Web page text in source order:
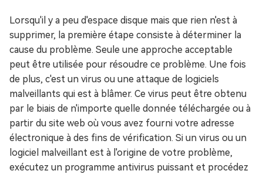
Lorsqu'il y a peu d'espace disque mais que rien n'est à
supprimer, la première étape consiste à déterminer la
cause du problème. Seule une approche acceptable
peut être utilisée pour résoudre ce problème. Une fois
de plus, c'est un virus ou une attaque de logiciels
malveillants qui est à blâmer. Ce virus peut être obtenu
par le biais de n'importe quelle donnée téléchargée ou à
partir du site web où vous avez fourni votre adresse
électronique à des fins de vérification. Si un virus ou un
logiciel malveillant est à l'origine de votre problème,
exécutez un programme antivirus puissant et procédez